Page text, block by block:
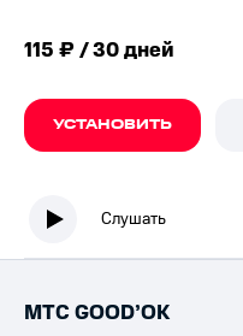
115 ₽ / 30 дней
УСТАНОВИТЬ
Слушать
МТС GOOD’OK